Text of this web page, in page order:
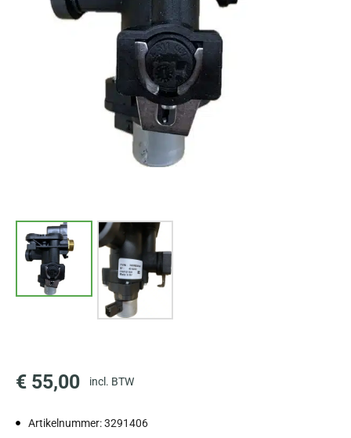
€ 55,00 incl. BTW
Artikelnummer: 3291406